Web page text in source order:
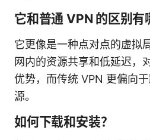
它和普通 VPN 的区别有
它更像是一种点对点的虚拟
网内的资源共享和低延迟，
优势，而传统 VPN 更偏向
源。
如何下载和安装？